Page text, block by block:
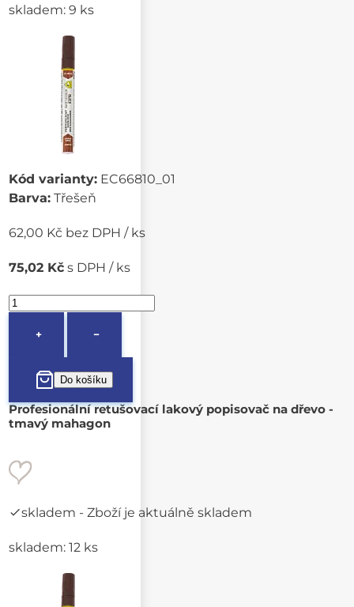
skladem: 9 ks
Kód varianty: EC66810_01
Barva: Třešeň
62,00 Kč bez DPH / ks
75,02 Kč s DPH / ks
+ −
Profesionální retušovací lakový popisovač na dřevo -
tmavý mahagon
skladem - Zboží je aktuálně skladem
skladem: 12 ks